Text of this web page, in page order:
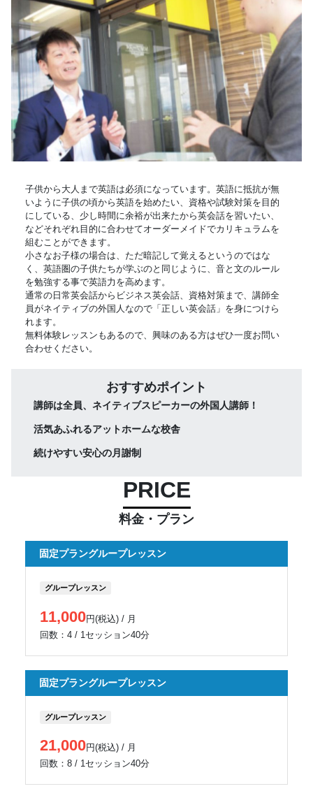
子供から大人まで英語は必須になっています。英語に抵抗が無
いように子供の頃から英語を始めたい、資格や試験対策を目的
にしている、少し時間に余裕が出来たから英会話を習いたい、
などそれぞれ目的に合わせてオーダーメイドでカリキュラムを
組むことができます。
小さなお子様の場合は、ただ暗記して覚えるというのではな
く、英語圏の子供たちが学ぶのと同じように、音と文のルール
を勉強する事で英語力を高めます。
通常の日常英会話からビジネス英会話、資格対策まで、講師全
員がネイティブの外国人なので「正しい英会話」を身につけら
れます。
無料体験レッスンもあるので、興味のある方はぜひ一度お問い
合わせください。
おすすめポイント
講師は全員、ネイティブスピーカーの外国人講師！
活気あふれるアットホームな校舎
続けやすい安心の月謝制
PRICE
料金・プラン
固定プラングループレッスン
グループレッスン
11,000円(税込) / 月
回数：4 / 1セッション40分
固定プラングループレッスン
グループレッスン
21,000円(税込) / 月
回数：8 / 1セッション40分